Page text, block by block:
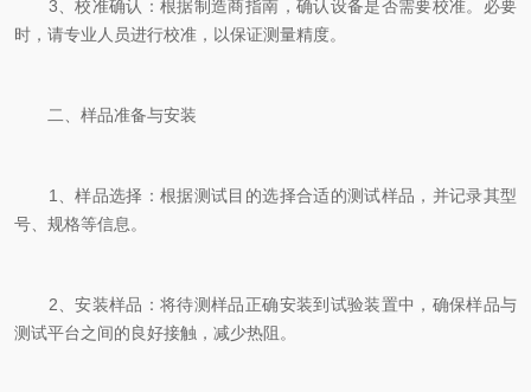
3、校准确认：根据制造商指南，确认设备是否需要校准。必要
时，请专业人员进行校准，以保证测量精度。
二、样品准备与安装
1、样品选择：根据测试目的选择合适的测试样品，并记录其型
号、规格等信息。
2、安装样品：将待测样品正确安装到试验装置中，确保样品与
测试平台之间的良好接触，减少热阻。